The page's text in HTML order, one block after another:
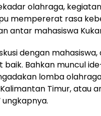
olahraga,
mempererat rasa
antar mahasiswa
dengan
baik. Bahkan muncul
lomba
Timur, atau
ungkapnya.